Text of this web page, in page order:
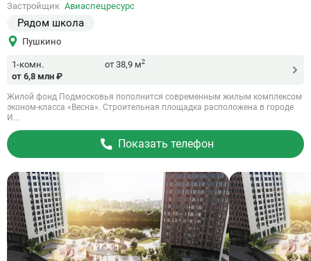
объект
Застройщик Авиаспецресурс
Рядом школа
Пушкино
1-комн. от 38,9 м2
от 6,8 млн ₽
Жилой фонд Подмосковья пополнится современным жилым комплексом
эконом-класса «Весна». Строительная площадка расположена в городе
И...
Показать телефон